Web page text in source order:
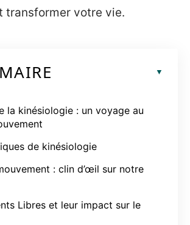
transformer votre vie.
la kinésiologie : un voyage au
de kinésiologie
: clin d’œil sur notre
Libres et leur impact sur le